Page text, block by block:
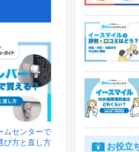
ムセンターで
び方と直し方
お役立